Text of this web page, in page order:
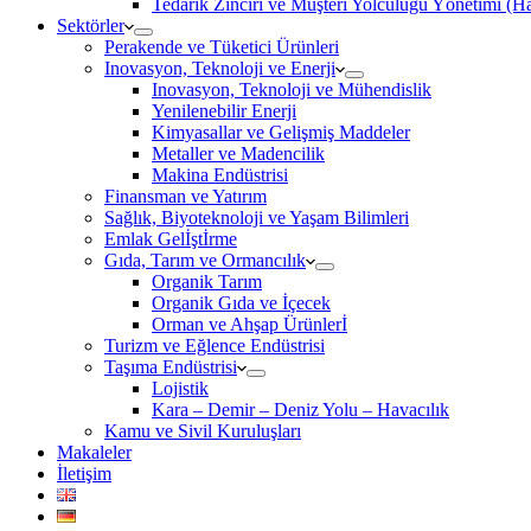
Tedarik Zinciri ve Müşteri Yolculuğu Yönetimi
Sektörler
Perakende ve Tüketici Ürünleri
Inovasyon, Teknoloji ve Enerji
Inovasyon, Teknoloji ve Mühendislik
Yenilenebilir Enerji
Kimyasallar ve Gelişmiş Maddeler
Metaller ve Madencilik
Makina Endüstrisi
Finansman ve Yatırım
Sağlık, Biyoteknoloji ve Yaşam Bilimleri
Emlak Gelİştİrme
Gıda, Tarım ve Ormancılık
Organik Tarım
Organik Gıda ve İçecek
Orman ve Ahşap Ürünlerİ
Turizm ve Eğlence Endüstrisi
Taşıma Endüstrisi
Lojistik
Kara – Demir – Deniz Yolu – Havacılık
Kamu ve Sivil Kuruluşları
Makaleler
İletişim